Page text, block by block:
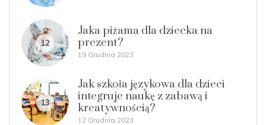
12
Jaka piżama dla dziecka na
prezent?
19 Grudnia 2023
13
Jak szkoła językowa dla dzieci
integruje naukę z zabawą i
kreatywnością?
12 Grudnia 2023